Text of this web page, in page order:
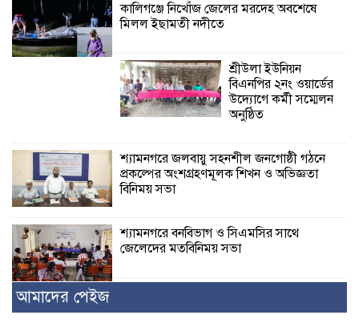
কালিগঞ্জে নিখোঁজ জেলের মরদেহ অবশেষে
মিলল ইছামতী নদীতে
শ্রীউলা ইউনিয়ন
বিএনপির ২নং ওয়ার্ডের
উদ্যোগে কর্মী সম্মেলন
অনুষ্ঠিত
শ্যামনগরে জলবায়ু সহনশীল জনগোষ্ঠী গঠনে
প্রকল্পের অংশগ্রহণমূলক শিখন ও অভিজ্ঞতা
বিনিময় সভা
শ্যামনগরে বনবিভাগ ও সিএমসির সাথে
জেলেদের মতবিনিময় সভা
আমাদের পেইজ